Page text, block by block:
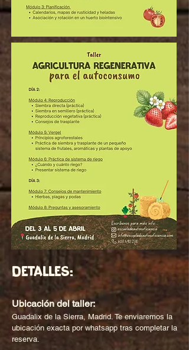
Detalles:
Ubicación del taller:
Guadalix de la Sierra, Madrid. Te enviaremos la
ubicación exacta por whatsapp tras completar la
reserva.